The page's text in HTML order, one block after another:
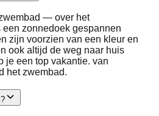
— over het
zonnedoek gespannen
zijn voorzien van een kleur en
ook altijd de weg naar huis
je een top vakantie. van
het zwembad.